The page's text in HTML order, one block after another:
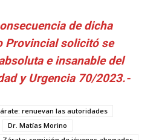
de dicha
Provincial solicitó se
e insanable del
y Urgencia 70/2023.-
renuevan las autoridades
Dr. Matías Morino